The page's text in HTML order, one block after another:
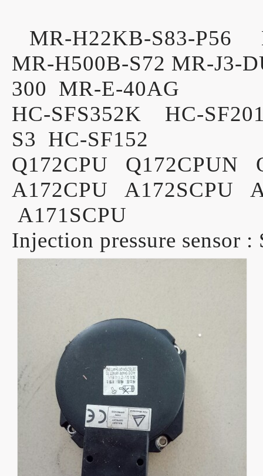
MR-H22KB-S83-P56
MR-H500B-S72 MR-J3-
300 MR-E-40AG
HC-SFS352K HC-
S3 HC-SF152
Q172CPU Q172CPUN
A172CPU A172SCPU
A171SCPU
Injection pressure sensor